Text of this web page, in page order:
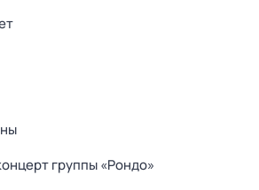
группы «Рондо»